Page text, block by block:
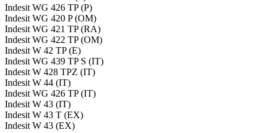
Indesit WG 426 TP (P)
Indesit WG 420 P (OM)
Indesit WG 421 TP (RA)
Indesit WG 422 TP (OM)
Indesit W 42 TP (E)
Indesit WG 439 TP S (IT)
Indesit W 428 TPZ (IT)
Indesit W 44 (IT)
Indesit WG 426 TP (IT)
Indesit W 43 (IT)
Indesit W 43 T (EX)
Indesit W 43 (EX)